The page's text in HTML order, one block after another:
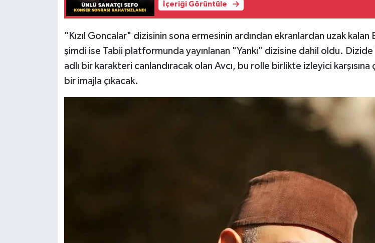
İçeriği Görüntüle
"Kızıl Goncalar" dizisinin sona ermesinin ardından ekranlardan uzak kalan
şimdi ise Tabii platformunda yayınlanan "Yankı" dizisine dahil oldu. Dizide
adlı bir karakteri canlandıracak olan Avcı, bu rolle birlikte izleyici karşısına
bir imajla çıkacak.